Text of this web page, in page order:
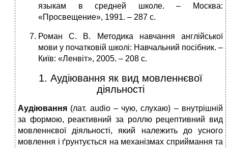
языкам в средней школе. – Москва:
«Просвещение», 1991. – 287 с.
Роман С. В. Методика навчання англійської
мови у початковій школі: На­вчальний посібник. –
Київ: «Ленвіт», 2005. – 208 с.
1. Аудіювання як вид мовленнєвої
діяльності
Аудіювання (лат. аudio – чую, слухаю) – внутрішній
за формою, реактивний за роллю рецептивний вид
мовленнєвої діяльності, який належить до усного
мовлення і ґрунтується на механізмах сприймання та